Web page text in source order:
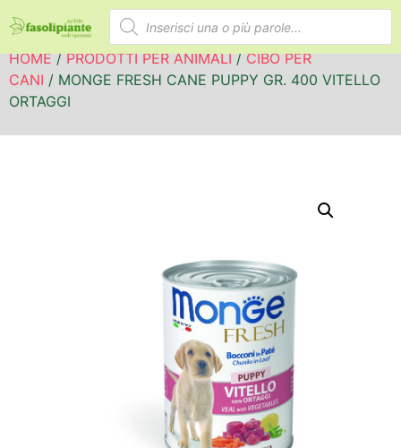
HOME/PRODOTTI PER ANIMALI/CIBO PER
CANI / MONGE FRESH CANE PUPPY GR. 400 VITELLO
ORTAGGI